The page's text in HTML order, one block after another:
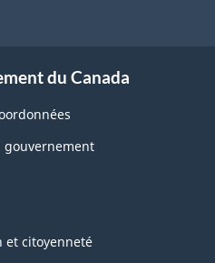
du Canada
gouvernement
citoyenneté